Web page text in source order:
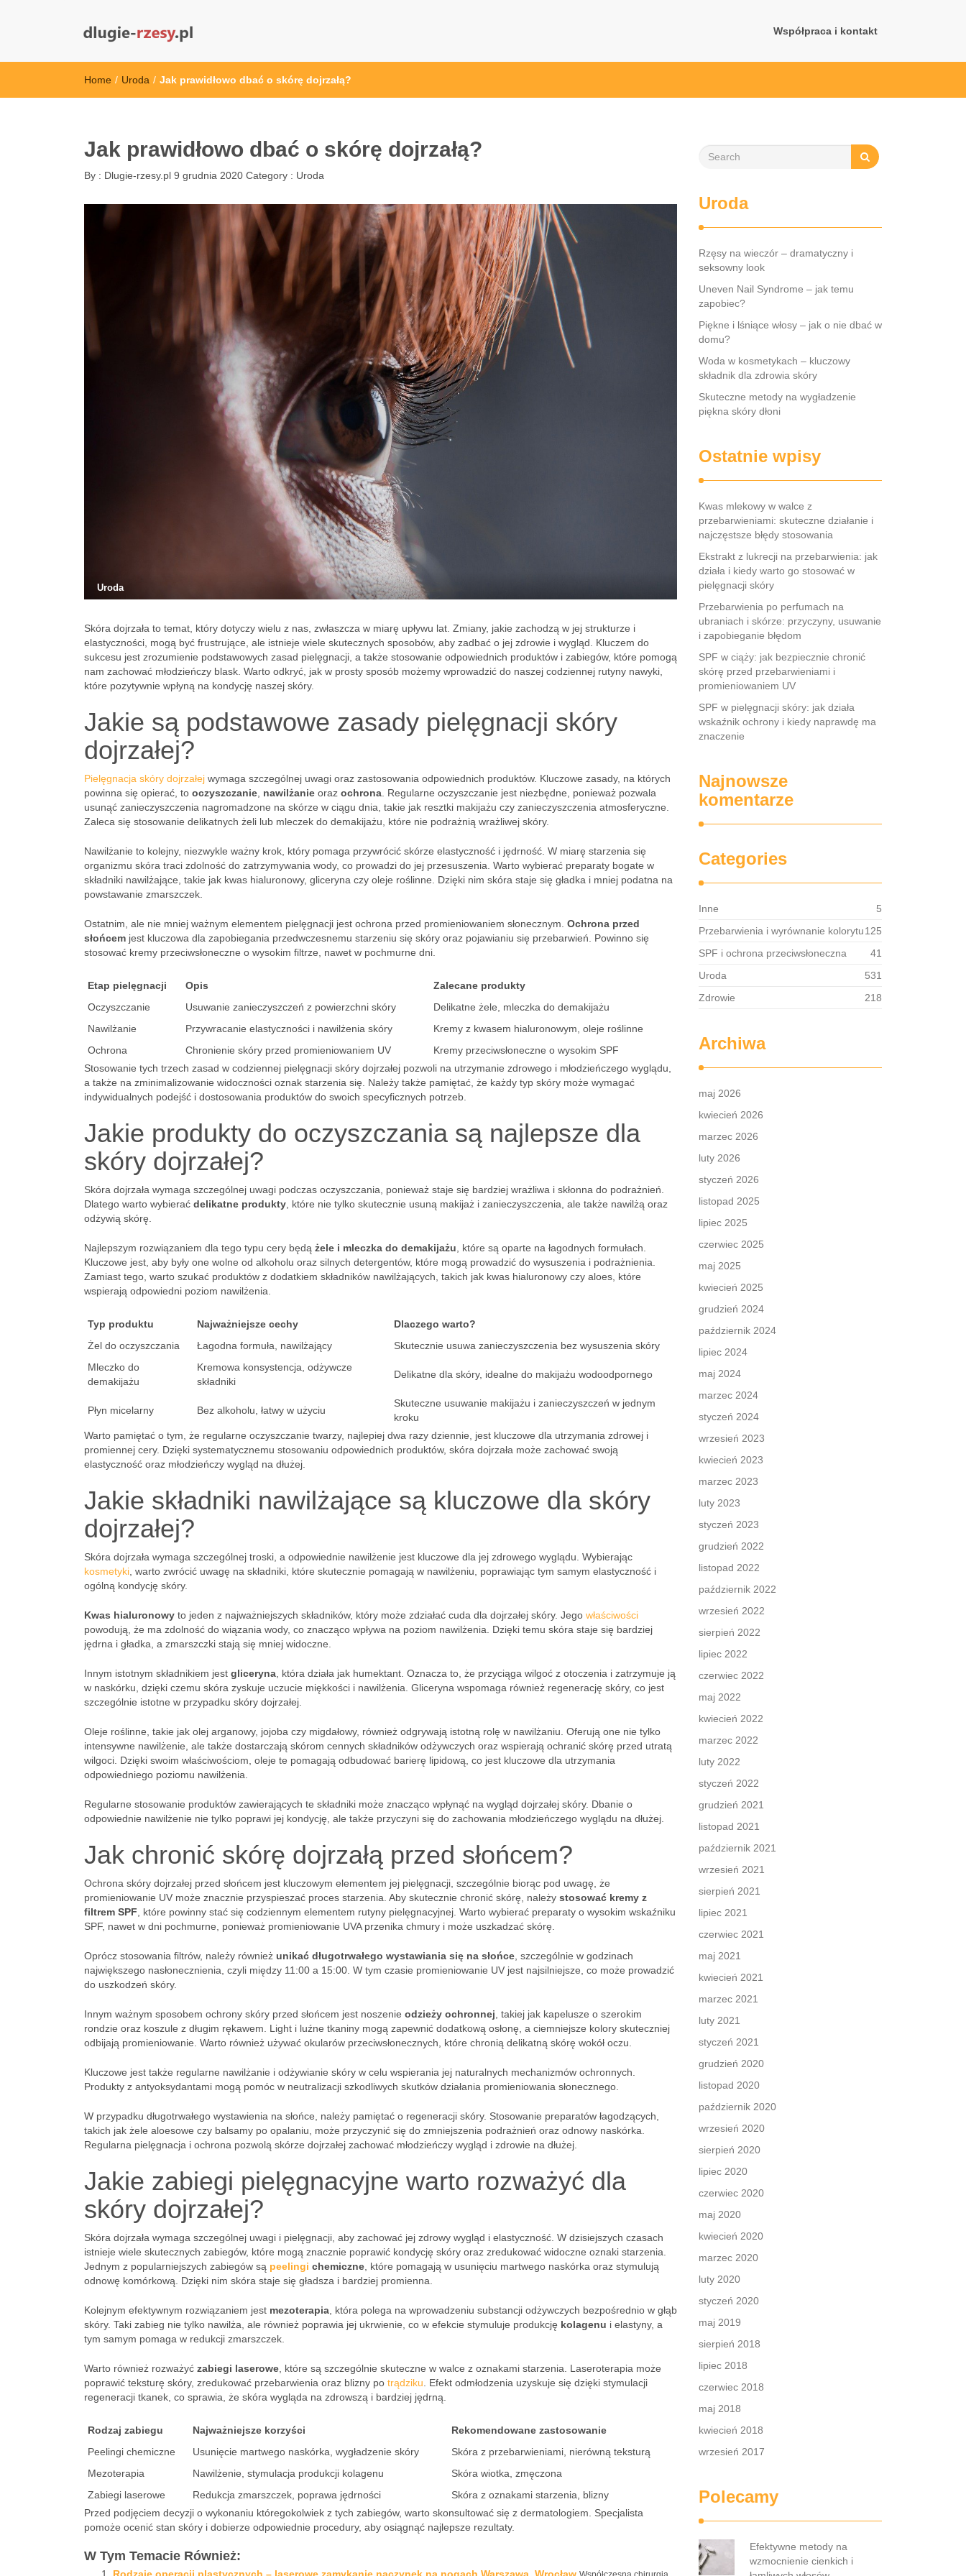
Współpraca i kontakt
Home / Uroda / Jak prawidłowo dbać o skórę dojrzałą?
Jak prawidłowo dbać o skórę dojrzałą?
By : Dlugie-rzesy.pl 9 grudnia 2020 Category : Uroda
Uroda
Skóra dojrzała to temat, który dotyczy wielu z nas, zwłaszcza w miarę upływu lat. Zmiany, jakie zachodzą w jej strukturze i
elastyczności, mogą być frustrujące, ale istnieje wiele skutecznych sposobów, aby zadbać o jej zdrowie i wygląd. Kluczem do
sukcesu jest zrozumienie podstawowych zasad pielęgnacji, a także stosowanie odpowiednich produktów i zabiegów, które pomogą
nam zachować młodzieńczy blask. Warto odkryć, jak w prosty sposób możemy wprowadzić do naszej codziennej rutyny nawyki,
które pozytywnie wpłyną na kondycję naszej skóry.
Jakie są podstawowe zasady pielęgnacji skóry
dojrzałej?
Pielęgnacja skóry dojrzałej wymaga szczególnej uwagi oraz zastosowania odpowiednich produktów. Kluczowe zasady, na których
powinna się opierać, to oczyszczanie nawilżanie oraz ochrona . Regularne oczyszczanie jest niezbędne, ponieważ pozwala
usunąć zanieczyszczenia nagromadzone na skórze w ciągu dnia, takie jak resztki makijażu czy zanieczyszczenia atmosferyczne.
Zaleca się stosowanie delikatnych żeli lub mleczek do demakijażu, które nie podrażnią wrażliwej skóry.
Nawilżanie to kolejny, niezwykle ważny krok, który pomaga przywrócić skórze elastyczność i jędrność. W miarę starzenia się
organizmu skóra traci zdolność do zatrzymywania wody, co prowadzi do jej przesuszenia. Warto wybierać preparaty bogate w
składniki nawilżające, takie jak kwas hialuronowy, gliceryna czy oleje roślinne. Dzięki nim skóra staje się gładka i mniej podatna na
powstawanie zmarszczek.
Ostatnim, ale nie mniej ważnym elementem pielęgnacji jest ochrona przed promieniowaniem słonecznym. Ochrona przed
słońcem jest kluczowa dla zapobiegania przedwczesnemu starzeniu się skóry oraz pojawianiu się przebarwień. Powinno się
stosować kremy przeciwsłoneczne o wysokim filtrze, nawet w pochmurne dni.
Etap pielęgnacji Opis
Zalecane produkty
Oczyszczanie
Usuwanie zanieczyszczeń z powierzchni skóry
Delikatne żele, mleczka do demakijażu
Nawilżanie
Przywracanie elastyczności i nawilżenia skóry
Kremy z kwasem hialuronowym, oleje roślinne
Ochrona
Chronienie skóry przed promieniowaniem UV
Kremy przeciwsłoneczne o wysokim SPF
Stosowanie tych trzech zasad w codziennej pielęgnacji skóry dojrzałej pozwoli na utrzymanie zdrowego i młodzieńczego wyglądu,
a także na zminimalizowanie widoczności oznak starzenia się. Należy także pamiętać, że każdy typ skóry może wymagać
indywidualnych podejść i dostosowania produktów do swoich specyficznych potrzeb.
Jakie produkty do oczyszczania są najlepsze dla
skóry dojrzałej?
Skóra dojrzała wymaga szczególnej uwagi podczas oczyszczania, ponieważ staje się bardziej wrażliwa i skłonna do podrażnień.
Dlatego warto wybierać delikatne produkty , które nie tylko skutecznie usuną makijaż i zanieczyszczenia, ale także nawilżą oraz
odżywią skórę.
Najlepszym rozwiązaniem dla tego typu cery będą żele i mleczka do demakijażu , które są oparte na łagodnych formułach.
Kluczowe jest, aby były one wolne od alkoholu oraz silnych detergentów, które mogą prowadzić do wysuszenia i podrażnienia.
Zamiast tego, warto szukać produktów z dodatkiem składników nawilżających, takich jak kwas hialuronowy czy aloes, które
wspierają odpowiedni poziom nawilżenia.
Typ produktu Najważniejsze cechy
Dlaczego warto?
Żel do oczyszczania
Łagodna formuła, nawilżający
Skutecznie usuwa zanieczyszczenia bez wysuszenia skóry
Mleczko do
demakijażu
Kremowa konsystencja, odżywcze
składniki
Delikatne dla skóry, idealne do makijażu wodoodpornego
Płyn micelarny Bez alkoholu, łatwy w użyciu
Skuteczne usuwanie makijażu i zanieczyszczeń w jednym
kroku
Warto pamiętać o tym, że regularne oczyszczanie twarzy, najlepiej dwa razy dziennie, jest kluczowe dla utrzymania zdrowej i
promiennej cery. Dzięki systematycznemu stosowaniu odpowiednich produktów, skóra dojrzała może zachować swoją
elastyczność oraz młodzieńczy wygląd na dłużej.
Jakie składniki nawilżające są kluczowe dla skóry
dojrzałej?
Skóra dojrzała wymaga szczególnej troski, a odpowiednie nawilżenie jest kluczowe dla jej zdrowego wyglądu. Wybierając
kosmetyki , warto zwrócić uwagę na składniki, które skutecznie pomagają w nawilżeniu, poprawiając tym samym elastyczność i
ogólną kondycję skóry.
Kwas hialuronowy to jeden z najważniejszych składników, który może zdziałać cuda dla dojrzałej skóry. Jego właściwości
powodują, że ma zdolność do wiązania wody, co znacząco wpływa na poziom nawilżenia. Dzięki temu skóra staje się bardziej
jędrna i gładka, a zmarszczki stają się mniej widoczne.
Innym istotnym składnikiem jest gliceryna , która działa jak humektant. Oznacza to, że przyciąga wilgoć z otoczenia i zatrzymuje ją
w naskórku, dzięki czemu skóra zyskuje uczucie miękkości i nawilżenia. Gliceryna wspomaga również regenerację skóry, co jest
szczególnie istotne w przypadku skóry dojrzałej.
Oleje roślinne, takie jak olej arganowy, jojoba czy migdałowy, również odgrywają istotną rolę w nawilżaniu. Oferują one nie tylko
intensywne nawilżenie, ale także dostarczają skórom cennych składników odżywczych oraz wspierają ochranić skórę przed utratą
wilgoci. Dzięki swoim właściwościom, oleje te pomagają odbudować barierę lipidową, co jest kluczowe dla utrzymania
odpowiedniego poziomu nawilżenia.
Regularne stosowanie produktów zawierających te składniki może znacząco wpłynąć na wygląd dojrzałej skóry. Dbanie o
odpowiednie nawilżenie nie tylko poprawi jej kondycję, ale także przyczyni się do zachowania młodzieńczego wyglądu na dłużej.
Jak chronić skórę dojrzałą przed słońcem?
Ochrona skóry dojrzałej przed słońcem jest kluczowym elementem jej pielęgnacji, szczególnie biorąc pod uwagę, że
promieniowanie UV może znacznie przyspieszać proces starzenia. Aby skutecznie chronić skórę, należy stosować kremy z
filtrem SPF , które powinny stać się codziennym elementem rutyny pielęgnacyjnej. Warto wybierać preparaty o wysokim wskaźniku
SPF, nawet w dni pochmurne, ponieważ promieniowanie UVA przenika chmury i może uszkadzać skórę.
Oprócz stosowania filtrów, należy również unikać długotrwałego wystawiania się na słońce , szczególnie w godzinach
największego nasłonecznienia, czyli między 11:00 a 15:00. W tym czasie promieniowanie UV jest najsilniejsze, co może prowadzić
do uszkodzeń skóry.
Innym ważnym sposobem ochrony skóry przed słońcem jest noszenie odzieży ochronnej , takiej jak kapelusze o szerokim
rondzie oraz koszule z długim rękawem. Light i luźne tkaniny mogą zapewnić dodatkową osłonę, a ciemniejsze kolory skuteczniej
odbijają promieniowanie. Warto również używać okularów przeciwsłonecznych, które chronią delikatną skórę wokół oczu.
Kluczowe jest także regularne nawilżanie i odżywianie skóry w celu wspierania jej naturalnych mechanizmów ochronnych.
Produkty z antyoksydantami mogą pomóc w neutralizacji szkodliwych skutków działania promieniowania słonecznego.
W przypadku długotrwałego wystawienia na słońce, należy pamiętać o regeneracji skóry. Stosowanie preparatów łagodzących,
takich jak żele aloesowe czy balsamy po opalaniu, może przyczynić się do zmniejszenia podrażnień oraz odnowy naskórka.
Regularna pielęgnacja i ochrona pozwolą skórze dojrzałej zachować młodzieńczy wygląd i zdrowie na dłużej.
Jakie zabiegi pielęgnacyjne warto rozważyć dla
skóry dojrzałej?
Skóra dojrzała wymaga szczególnej uwagi i pielęgnacji, aby zachować jej zdrowy wygląd i elastyczność. W dzisiejszych czasach
istnieje wiele skutecznych zabiegów, które mogą znacznie poprawić kondycję skóry oraz zredukować widoczne oznaki starzenia.
Jednym z popularniejszych zabiegów są peelingi chemiczne , które pomagają w usunięciu martwego naskórka oraz stymulują
odnowę komórkową. Dzięki nim skóra staje się gładsza i bardziej promienna.
Kolejnym efektywnym rozwiązaniem jest mezoterapia , która polega na wprowadzeniu substancji odżywczych bezpośrednio w głąb
skóry. Taki zabieg nie tylko nawilża, ale również poprawia jej ukrwienie, co w efekcie stymuluje produkcję kolagenu i elastyny, a
tym samym pomaga w redukcji zmarszczek.
Warto również rozważyć zabiegi laserowe , które są szczególnie skuteczne w walce z oznakami starzenia. Laseroterapia może
poprawić teksturę skóry, zredukować przebarwienia oraz blizny po trądziku . Efekt odmłodzenia uzyskuje się dzięki stymulacji
regeneracji tkanek, co sprawia, że skóra wygląda na zdrowszą i bardziej jędrną.
Rodzaj zabiegu Najważniejsze korzyści
Rekomendowane zastosowanie
Peelingi chemiczne
Usunięcie martwego naskórka, wygładzenie skóry
Skóra z przebarwieniami, nierówną teksturą
Mezoterapia
Nawilżenie, stymulacja produkcji kolagenu
Skóra wiotka, zmęczona
Zabiegi laserowe
Redukcja zmarszczek, poprawa jędrności
Skóra z oznakami starzenia, blizny
Przed podjęciem decyzji o wykonaniu któregokolwiek z tych zabiegów, warto skonsultować się z dermatologiem. Specjalista
pomoże ocenić stan skóry i dobierze odpowiednie procedury, aby osiągnąć najlepsze rezultaty.
W Tym Temacie Również:
Uroda
Rzęsy na wieczór – dramatyczny i
seksowny look
Uneven Nail Syndrome – jak temu
zapobiec?
Piękne i lśniące włosy – jak o nie dbać w
domu?
Woda w kosmetykach – kluczowy
składnik dla zdrowia skóry
Skuteczne metody na wygładzenie
piękna skóry dłoni
Ostatnie wpisy
Kwas mlekowy w walce z
przebarwieniami: skuteczne działanie i
najczęstsze błędy stosowania
Ekstrakt z lukrecji na przebarwienia: jak
działa i kiedy warto go stosować w
pielęgnacji skóry
Przebarwienia po perfumach na
ubraniach i skórze: przyczyny, usuwanie
i zapobieganie błędom
SPF w ciąży: jak bezpiecznie chronić
skórę przed przebarwieniami i
promieniowaniem UV
SPF w pielęgnacji skóry: jak działa
wskaźnik ochrony i kiedy naprawdę ma
znaczenie
Najnowsze
komentarze
Categories
Inne
5
Przebarwienia i wyrównanie kolorytu125
SPF i ochrona przeciwsłoneczna
41
Uroda
531
Zdrowie
218
Archiwa
maj 2026
kwiecień 2026
marzec 2026
luty 2026
styczeń 2026
listopad 2025
lipiec 2025
czerwiec 2025
maj 2025
kwiecień 2025
grudzień 2024
październik 2024
lipiec 2024
maj 2024
marzec 2024
styczeń 2024
wrzesień 2023
kwiecień 2023
marzec 2023
luty 2023
styczeń 2023
grudzień 2022
listopad 2022
październik 2022
wrzesień 2022
sierpień 2022
lipiec 2022
czerwiec 2022
maj 2022
kwiecień 2022
marzec 2022
luty 2022
styczeń 2022
grudzień 2021
listopad 2021
październik 2021
wrzesień 2021
sierpień 2021
lipiec 2021
czerwiec 2021
maj 2021
kwiecień 2021
marzec 2021
luty 2021
styczeń 2021
grudzień 2020
listopad 2020
październik 2020
wrzesień 2020
sierpień 2020
lipiec 2020
czerwiec 2020
maj 2020
kwiecień 2020
marzec 2020
luty 2020
styczeń 2020
maj 2019
sierpień 2018
lipiec 2018
czerwiec 2018
maj 2018
kwiecień 2018
wrzesień 2017
Polecamy
Efektywne metody na
wzmocnienie cienkich i